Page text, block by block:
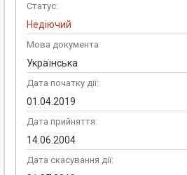
Статус:
Недіючий
Мова документа
Українська
Дата початку дії:
01.04.2019
Дата прийняття:
14.06.2004
Дата скасування дії: